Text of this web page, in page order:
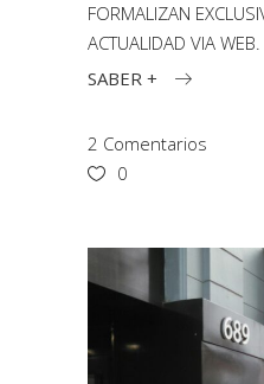
FORMALIZAN
ACTUALIDAD VIA WEB.
SABER +
2 Comentarios
0